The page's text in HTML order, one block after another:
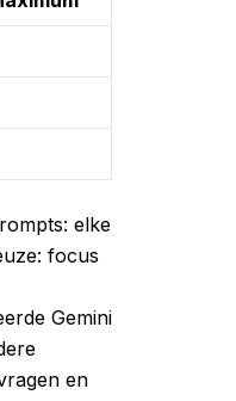
elke
focus
Gemini
en